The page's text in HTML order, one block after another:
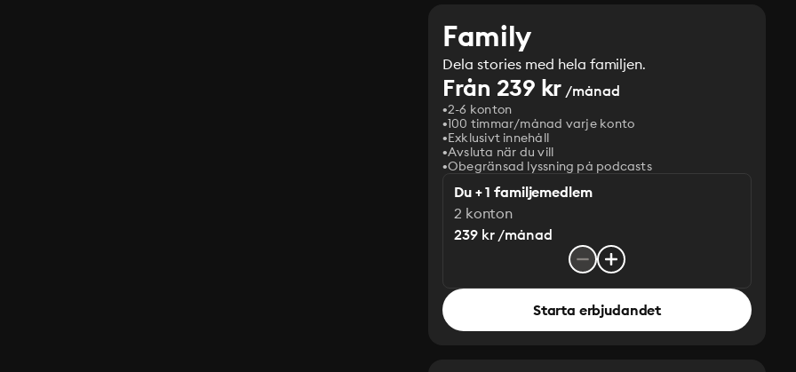
Family
Dela stories med hela familjen.
Från 239 kr /månad
2-6 konton
100 timmar/månad varje konto
Exklusivt innehåll
Avsluta när du vill
Obegränsad lyssning på podcasts
Du + 1 familjemedlem
2 konton
239 kr /månad
Starta erbjudandet